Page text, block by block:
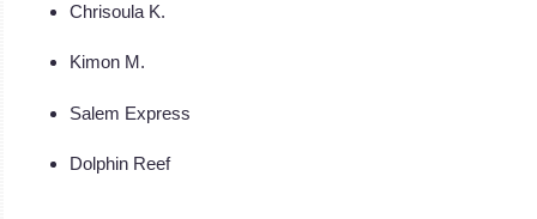
Chrisoula K.
Kimon M.
Salem Express
Dolphin Reef